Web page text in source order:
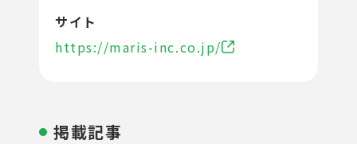
サイト
https://maris-inc.co.jp/
掲載記事